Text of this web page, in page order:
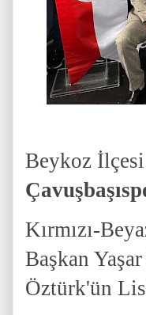
Beykoz
Kırmızı-
Başkan
Öztürk'ün